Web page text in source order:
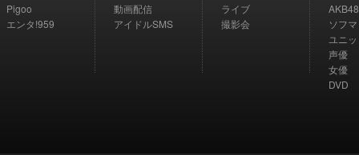
Pigoo
エンタ!959
動画配信
アイドルSMS
ライブ
撮影会
AKB48
ソフ
ユニ
声優
女優
DVD